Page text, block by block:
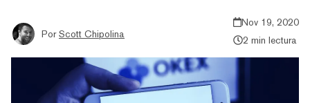
Por Scott Chipolina
Nov 19, 2020
2 min lectura